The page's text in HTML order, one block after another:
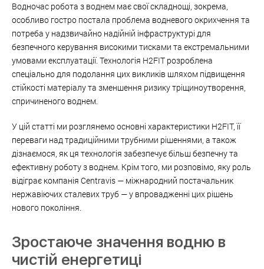
Водночас робота з воднем має свої складнощі, зокрема,
особливо гостро постала проблема водневого окрихчення та
потреба у надзвичайно надійній інфраструктурі для
безпечного керування високими тисками та екстремальними
умовами експлуатації. Технологія H2FIT розроблена
спеціально для подолання цих викликів шляхом підвищення
стійкості матеріалу та зменшення ризику тріщиноутворення,
спричиненого воднем.
У цій статті ми розглянемо основні характеристики H2FIT, її
переваги над традиційними трубними рішеннями, а також
дізнаємося, як ця технологія забезпечує більш безпечну та
ефективну роботу з воднем. Крім того, ми розповімо, яку роль
відіграє компанія Centravis — міжнародний постачальник
нержавіючих сталевих труб — у впровадженні цих рішень
нового покоління.
Зростаюче значення водню в
чистій енергетиці